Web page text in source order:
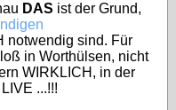
DAS ist der Grund,
notwendig sind. Für
in Worthülsen, nicht
WIRKLICH, in der
...!!!